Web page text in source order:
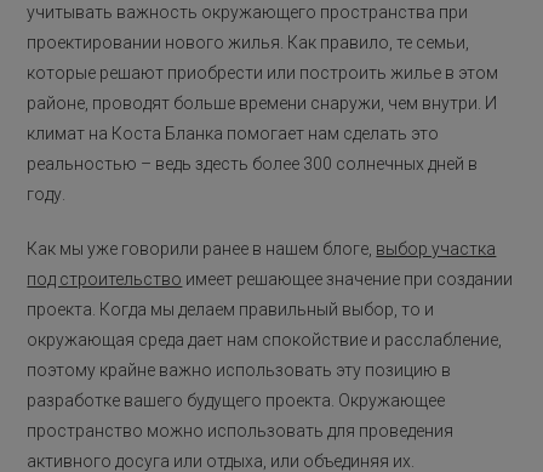
учитывать важность окружающего пространства при
проектировании нового жилья. Как правило, те семьи,
которые решают приобрести или построить жилье в этом
районе, проводят больше времени снаружи, чем внутри. И
климат на Коста Бланка помогает нам сделать это
реальностью – ведь здесть более 300 солнечных дней в
году.
Как мы уже говорили ранее в нашем блоге, выбор участка
под строительство имеет решающее значение при создании
проекта. Когда мы делаем правильный выбор, то и
окружающая среда дает нам спокойствие и расслабление,
поэтому крайне важно использовать эту позицию в
разработке вашего будущего проекта. Окружающее
пространство можно использовать для проведения
активного досуга или отдыха, или объединяя их.